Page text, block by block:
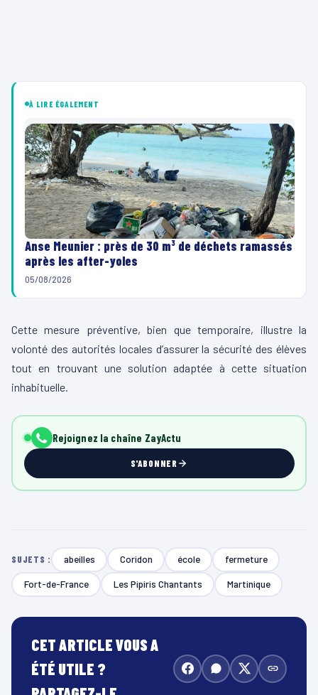
À LIRE ÉGALEMENT
Anse Meunier : près de 30 m³ de déchets ramassés
après les after-yoles
05/08/2026
Cette mesure préventive, bien que temporaire, illustre la
volonté des autorités locales d’assurer la sécurité des élèves
tout en trouvant une solution adaptée à cette situation
inhabituelle.
Rejoignez la chaîne ZayActu
S'ABONNER
SUJETS : abeilles Coridon école fermeture
Fort-de-France Les Pipiris Chantants Martinique
CET ARTICLE VOUS A
ÉTÉ UTILE ?